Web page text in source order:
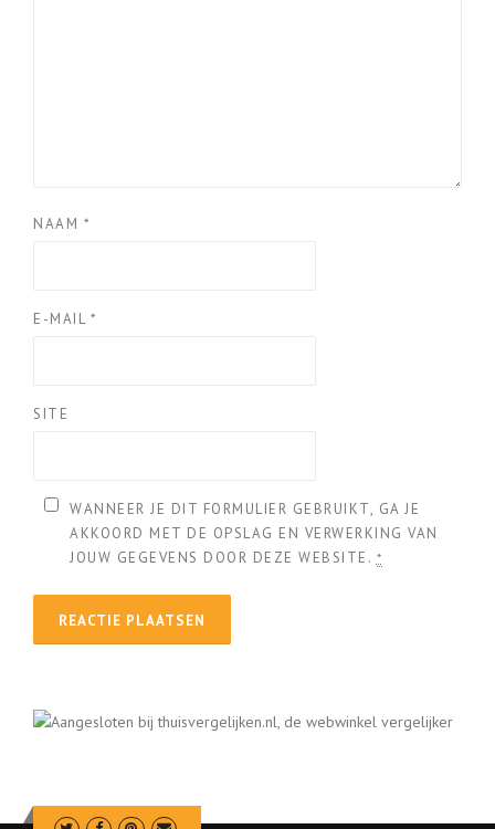
NAAM *
E-MAIL *
SITE
WANNEER JE DIT FORMULIER GEBRUIKT, GA JE
AKKOORD MET DE OPSLAG EN VERWERKING VAN
JOUW GEGEVENS DOOR DEZE WEBSITE. *